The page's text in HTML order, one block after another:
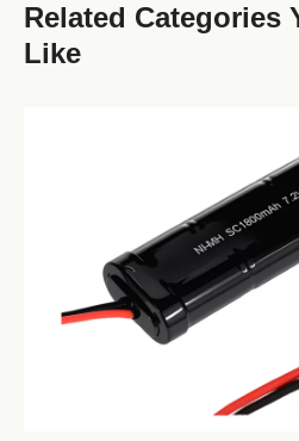
Related Categories
Like